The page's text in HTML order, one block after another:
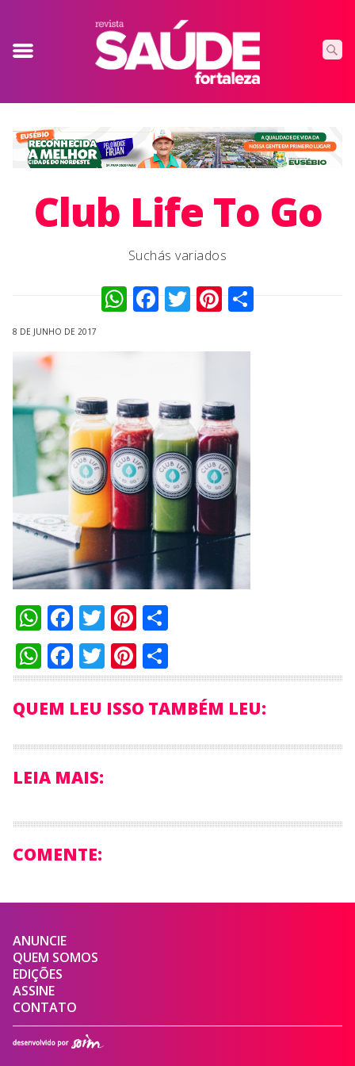
Club Life To Go
Suchás variados
WhatsApp
Facebook
TwitterPinterest
8 DE JUNHO DE 2017
WhatsApp
Facebook
Twitter
Pinterest
Compartilhar
WhatsApp
Facebook
Twitter
Pinterest
Compartilhar
QUEM LEU ISSO TAMBÉM LEU:
LEIA MAIS:
COMENTE:
ANUNCIE
QUEM SOMOS
EDIÇÕES
ASSINE
CONTATO